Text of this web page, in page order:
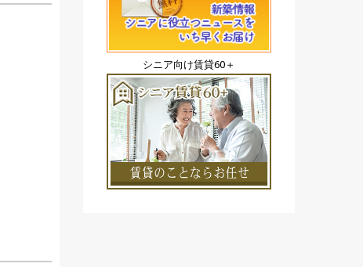
シニア向け賃貸60＋